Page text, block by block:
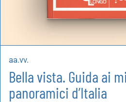
aa.vv.
Bella vista. Guida ai
panoramici d’Italia